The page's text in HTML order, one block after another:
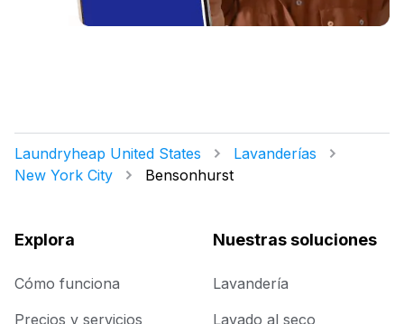
Laundryheap United States
Lavanderías
New York City
Bensonhurst
Explora
Cómo funciona
Precios y servicios
Nuestras soluciones
Lavandería
Lavado al seco